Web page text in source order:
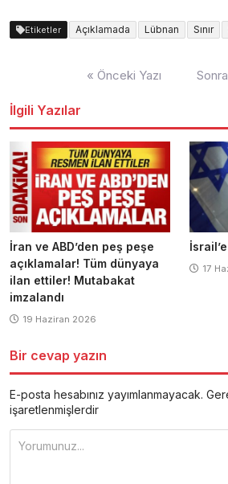
Etiketler Açıklamada Lübnan Sınır
« Önceki Yazı
İlgili Yazılar
İran ve ABD’den peş peşe
açıklamalar! Tüm dünyaya
ilan ettiler! Mutabakat
imzalandı
19 Haziran 2026
17
Bir cevap yazın
E-posta hesabınız yayımlanmayacak.
işaretlenmişlerdir